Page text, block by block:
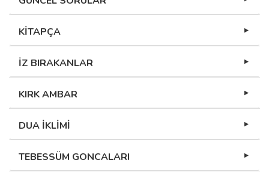
KİTAPÇA
İZ BIRAKANLAR
KIRK AMBAR
DUA İKLİMİ
TEBESSÜM GONCALARI